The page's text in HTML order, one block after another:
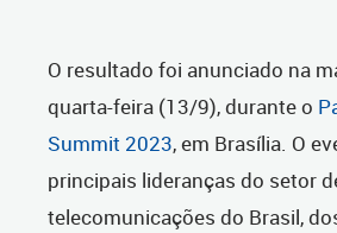
O resultado foi anunciado na
quarta-feira (13/9), durante o
Summit 2023, em Brasília. O
principais lideranças do setor
telecomunicações do Brasil,